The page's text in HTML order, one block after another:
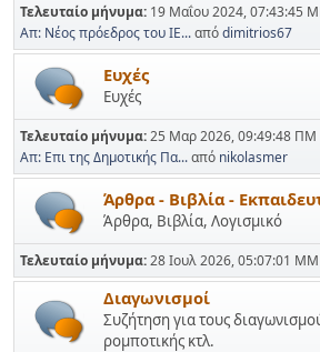
Τελευταίο μήνυμα: 19 Μαΐου 2024, 07:43:45
Απ: Νέος πρόεδρος του ΙΕ...απόdimitrios67
Ευχές
Ευχές
Τελευταίο μήνυμα:25 Μαρ 2026, 09:49:48 ΠΜ
Απ: Επι της Δημοτικής Πα...από nikolasmer
Άρθρα - Βιβλία -
Άρθρα, Βιβλία, Λογισμικό
Τελευταίο μήνυμα:28 Ιουλ 2026, 05:07:01 ΜΜ
Διαγωνισμοί
Συζήτηση για τους
ρομποτικής κτλ.